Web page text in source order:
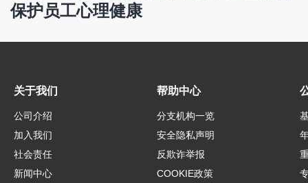
保护员工心理健康
关于我们
公司介绍
加入我们
社会责任
新闻中心
帮助中心
分支机构一览
安全隐私声明
反欺诈举报
COOKIE政策